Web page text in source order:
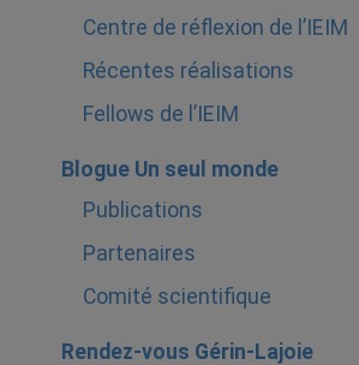
Centre de réflexion de l’IEIM
Récentes réalisations
Fellows de l’IEIM
Blogue Un seul monde
Publications
Partenaires
Comité scientifique
Rendez-vous Gérin-Lajoie